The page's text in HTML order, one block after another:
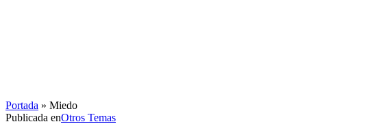
Portada » Miedo
Publicada enOtros Temas